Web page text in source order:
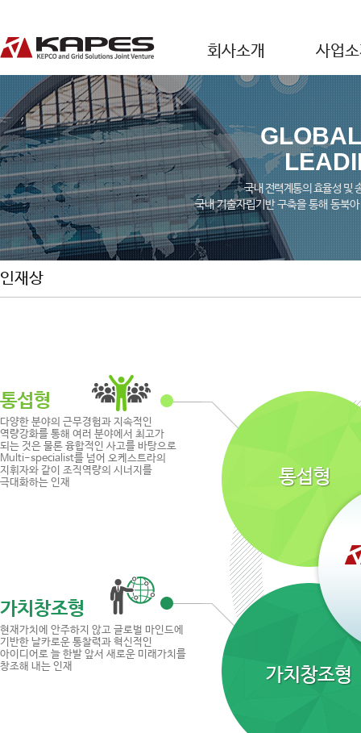
회사소개 사업
국내 전력계통의 효율성 및
국내 기술자립기반 구축을 통해 동북
인재상
통섭형
다양한 분야의 근무경험과 지속적인
역량강화를 통해 여러 분야에서 최고가
되는 것은 물론 융합적인 사고를 바탕으로
Multi-specialist를 넘어 오케스트라의
지휘자와 같이 조직역량의 시너지를
극대화하는 인재
가치창조형
현재가치에 안주하지 않고 글로벌 마인드에
기반한 날카로운 통찰력과 혁신적인
아이디어로 늘 한발 앞서 새로운 미래가치를
창조해 내는 인재